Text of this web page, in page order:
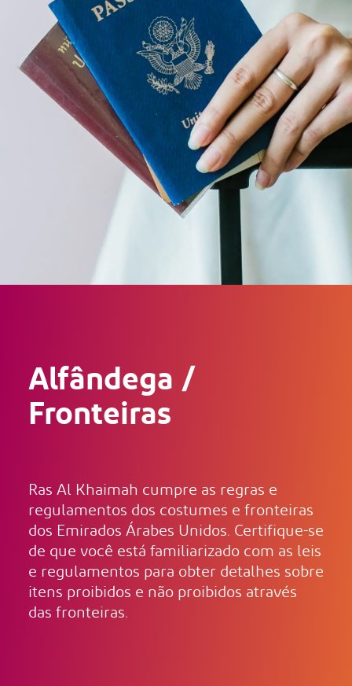
Alfândega /
Fronteiras
Ras Al Khaimah cumpre as regras e
regulamentos dos costumes e fronteiras
dos Emirados Árabes Unidos. Certifique-se
de que você está familiarizado com as leis
e regulamentos para obter detalhes sobre
itens proibidos e não proibidos através
das fronteiras.